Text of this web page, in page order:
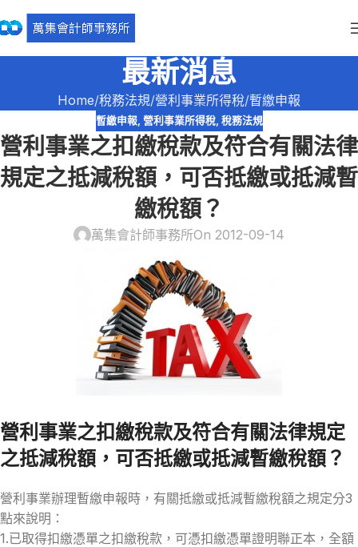
最新消息
Home 稅務法規 營利事業所得稅 暫繳申報
暫繳申報, 營利事業所得稅, 稅務法規
營利事業之扣繳稅款及符合有關法律
規定之抵減稅額，可否抵繳或抵減暫
繳稅額？
萬集會計師事務所On 2012-09-14
營利事業之扣繳稅款及符合有關法律規定
之抵減稅額，可否抵繳或抵減暫繳稅額？
營利事業辦理暫繳申報時，有關抵繳或抵減暫繳稅額之規定分3
點來說明：
1.已取得扣繳憑單之扣繳稅款，可憑扣繳憑單證明聯正本，全額